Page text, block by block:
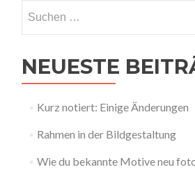
nach:
NEUESTE
Kurz notiert: Einige Änderungen
Rahmen in der Bildgestaltung
Wie du bekannte Motive neu